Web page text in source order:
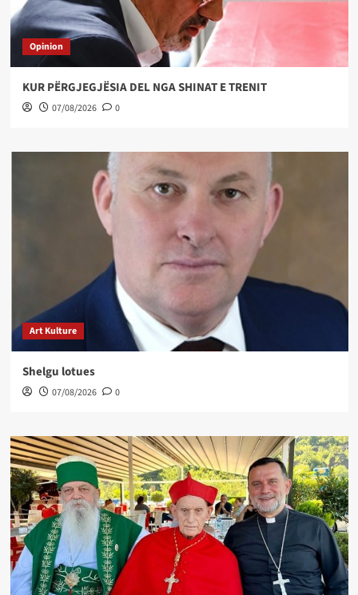
Opinion
KUR PËRGJEGJËSIA DEL NGA SHINAT E TRENIT
07/08/2026 0
Art Kulture
Shelgu lotues
07/08/2026 0